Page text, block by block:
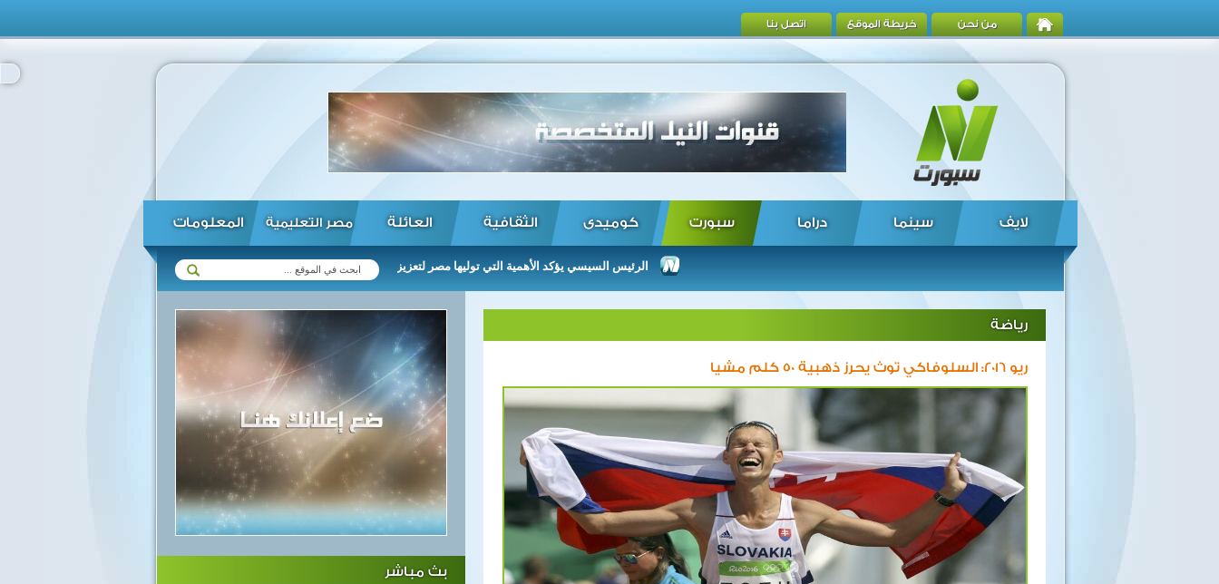
من نحن خريطة الموقع اتصل بنا
لايف سينما دراما سبورت كوميدى الثقافية العائلة مصر التعليمية المعلومات
الرئيس السيسي يؤكد الأهمية التي توليها مصر لتعزيز العلاقات مع زيمبابوي في مختلف المجالات ...
رياضة
ريو 2016: السلوفاكي توث يحرز ذهبية 50 كلم مشيا
بث مباشر